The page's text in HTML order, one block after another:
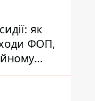
як
ФОП,